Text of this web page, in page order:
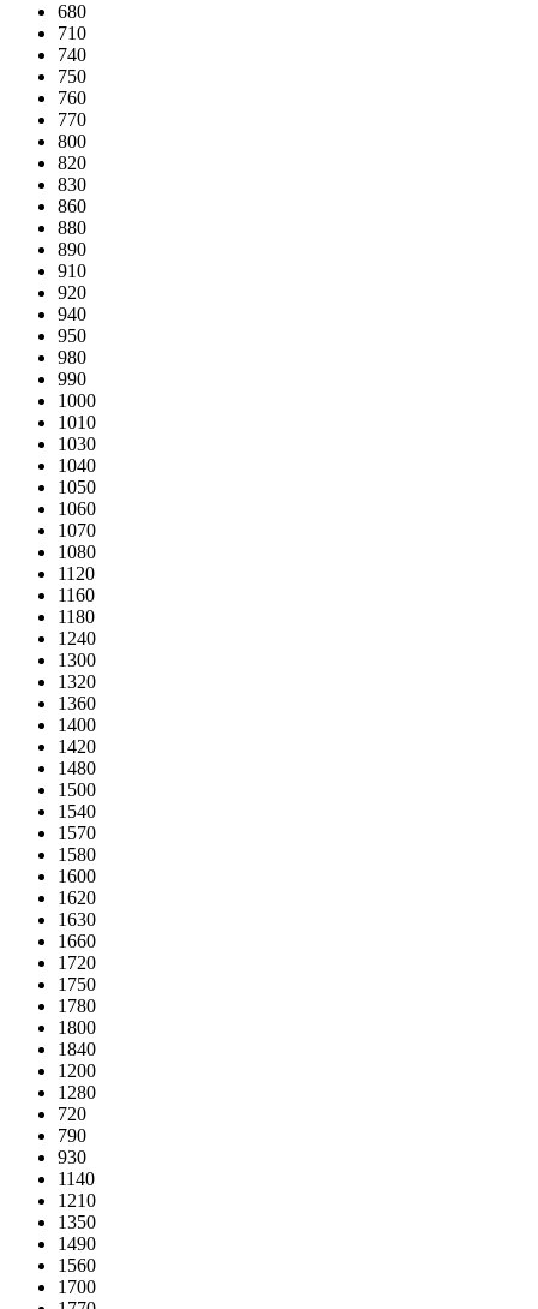
680
710
740
750
760
770
800
820
830
860
880
890
910
920
940
950
980
990
1000
1010
1030
1040
1050
1060
1070
1080
1120
1160
1180
1240
1300
1320
1360
1400
1420
1480
1500
1540
1570
1580
1600
1620
1630
1660
1720
1750
1780
1800
1840
1200
1280
720
790
930
1140
1210
1350
1490
1560
1700